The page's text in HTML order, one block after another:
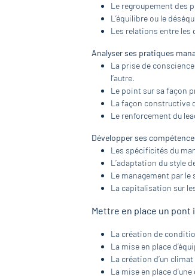
Le regroupement des
L’équilibre ou le
Les relations entre les
Analyser ses pratiques
La prise de
l’autre.
Le point sur sa façon
La façon constructive
Le renforcement du
Développer ses
Les spécificités du
L’adaptation du style
Le management par le
La capitalisation sur
Mettre en place un
La création de
La mise en place
La création d’un
La mise en place